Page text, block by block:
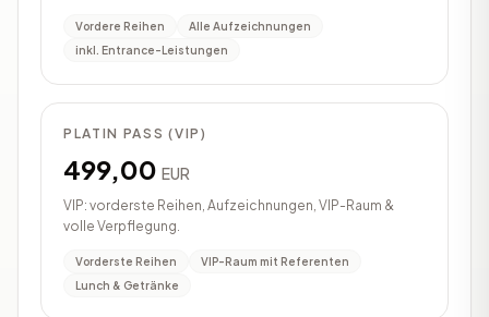
Vordere Reihen
Alle Aufzeichnungen
inkl. Entrance-Leistungen
PLATIN PASS (VIP)
499,00 EUR
VIP: vorderste Reihen, Aufzeichnungen, VIP-Raum &
volle Verpflegung.
Vorderste Reihen
VIP-Raum mit Referenten
Lunch & Getränke